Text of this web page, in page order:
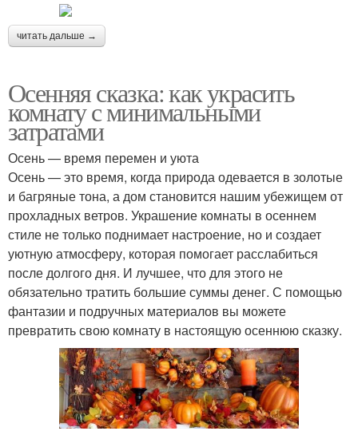
читать дальше →
Осенняя сказка: как украсить
комнату с минимальными
затратами
Осень — время перемен и уюта
Осень — это время, когда природа одевается в золотые
и багряные тона, а дом становится нашим убежищем от
прохладных ветров. Украшение комнаты в осеннем
стиле не только поднимает настроение, но и создает
уютную атмосферу, которая помогает расслабиться
после долгого дня. И лучшее, что для этого не
обязательно тратить большие суммы денег. С помощью
фантазии и подручных материалов вы можете
превратить свою комнату в настоящую осеннюю сказку.